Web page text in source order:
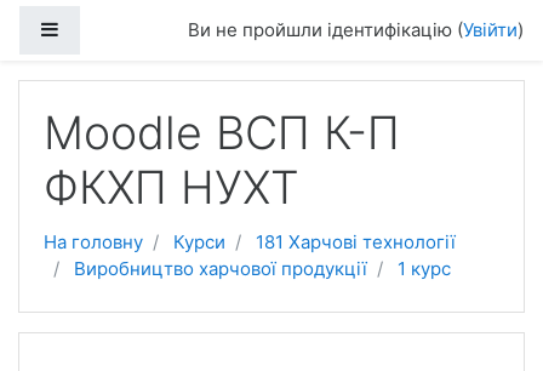
Ви не пройшли ідентифікацію (Увійти)
Moodle ВСП К-П
ФКХП НУХТ
На головну Курси
181 Харчові технології
Виробництво харчової продукції
1 курс